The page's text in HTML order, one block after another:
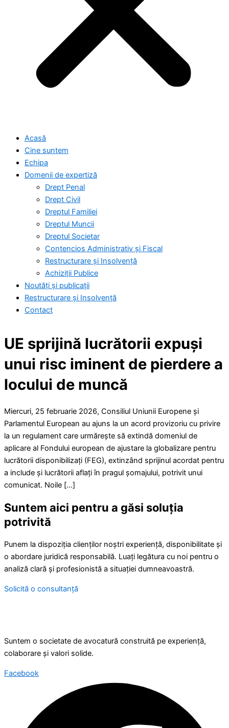
Acasă
Cine suntem
Echipa
Domenii de expertiză
Drept Penal
Drept Civil
Dreptul Familiei
Dreptul Muncii
Dreptul Societar
Contencios Administrativ și Fiscal
Restructurare și Insolvență
Achiziții Publice
Noutăți și publicații
Restructurare și Insolvență
Contact
UE sprijină lucrătorii expuși
unui risc iminent de pierdere a
locului de muncă
Miercuri, 25 februarie 2026, Consiliul Uniunii Europene și
Parlamentul European au ajuns la un acord provizoriu cu privire
la un regulament care urmărește să extindă domeniul de
aplicare al Fondului european de ajustare la globalizare pentru
lucrătorii disponibilizați (FEG), extinzând sprijinul acordat pentru
a include și lucrătorii aflați în pragul șomajului, potrivit unui
comunicat. Noile […]
Suntem aici pentru a găsi soluția
potrivită
Punem la dispoziția clienților noștri experiență, disponibilitate și
o abordare juridică responsabilă. Luați legătura cu noi pentru o
analiză clară și profesionistă a situației dumneavoastră.
Solicită o consultanță
Suntem o societate de avocatură construită pe experiență,
colaborare și valori solide.
Facebook